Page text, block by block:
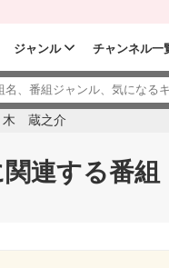
ジャンル チャンネル一
木 蔵之介
連する番組